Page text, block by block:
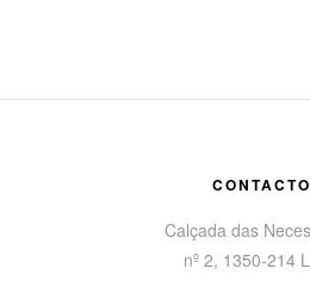
Calçada das
nº 2, 1350-214